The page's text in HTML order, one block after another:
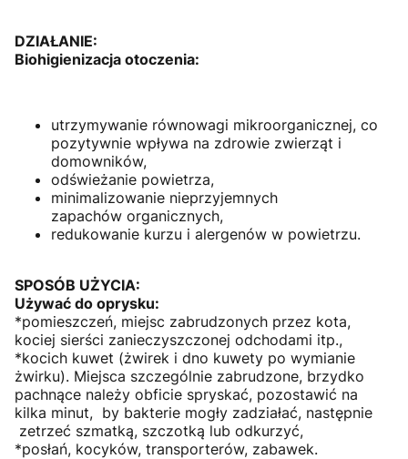
DZIAŁANIE:
Biohigienizacja otoczenia:
utrzymywanie równowagi mikroorganicznej, co
pozytywnie wpływa na zdrowie zwierząt i
domowników,
odświeżanie powietrza,
minimalizowanie nieprzyjemnych
zapachów organicznych,
redukowanie kurzu i alergenów w powietrzu.
SPOSÓB UŻYCIA:
Używać do oprysku:
*pomieszczeń, miejsc zabrudzonych przez kota,
kociej sierści zanieczyszczonej odchodami itp.,
*kocich kuwet (żwirek i dno kuwety po wymianie
żwirku). Miejsca szczególnie zabrudzone, brzydko
pachnące należy obficie spryskać, pozostawić na
kilka minut, by bakterie mogły zadziałać, następnie
zetrzeć szmatką, szczotką lub odkurzyć,
*posłań, kocyków, transporterów, zabawek.